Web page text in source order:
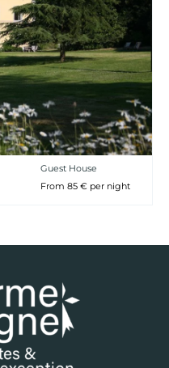
Guest House
From 85 € per night